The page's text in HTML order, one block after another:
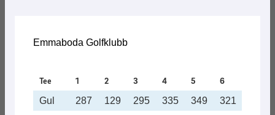
Emmaboda Golfklubb
Tee 1 2 3 4 5 6
Gul
287 129 295 335 349 321